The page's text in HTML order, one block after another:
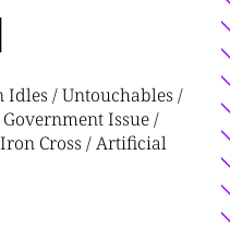
Idles / Untouchables /
Issue /
Cross / Artificial